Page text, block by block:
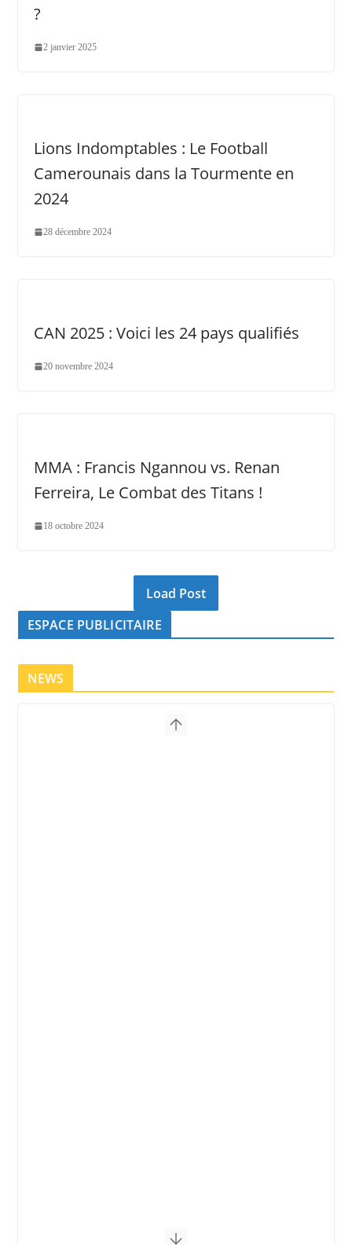
?
2 janvier 2025
Lions Indomptables : Le Football
Camerounais dans la Tourmente en
2024
28 décembre 2024
CAN 2025 : Voici les 24 pays qualifiés
20 novembre 2024
MMA : Francis Ngannou vs. Renan
Ferreira, Le Combat des Titans !
18 octobre 2024
Load Post
ESPACE PUBLICITAIRE
NEWS